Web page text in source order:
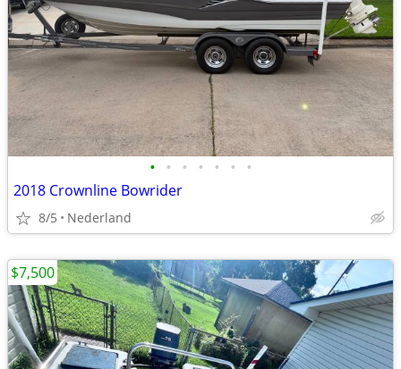
• • • • • • •
2018 Crownline Bowrider
8/5 Nederland
$7,500